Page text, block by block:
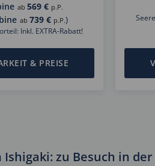
ab 569 € p.P.
ab 739 € p.P.)
Inkl. EXTRA-Rabatt!
& PREISE
zu Besuch in